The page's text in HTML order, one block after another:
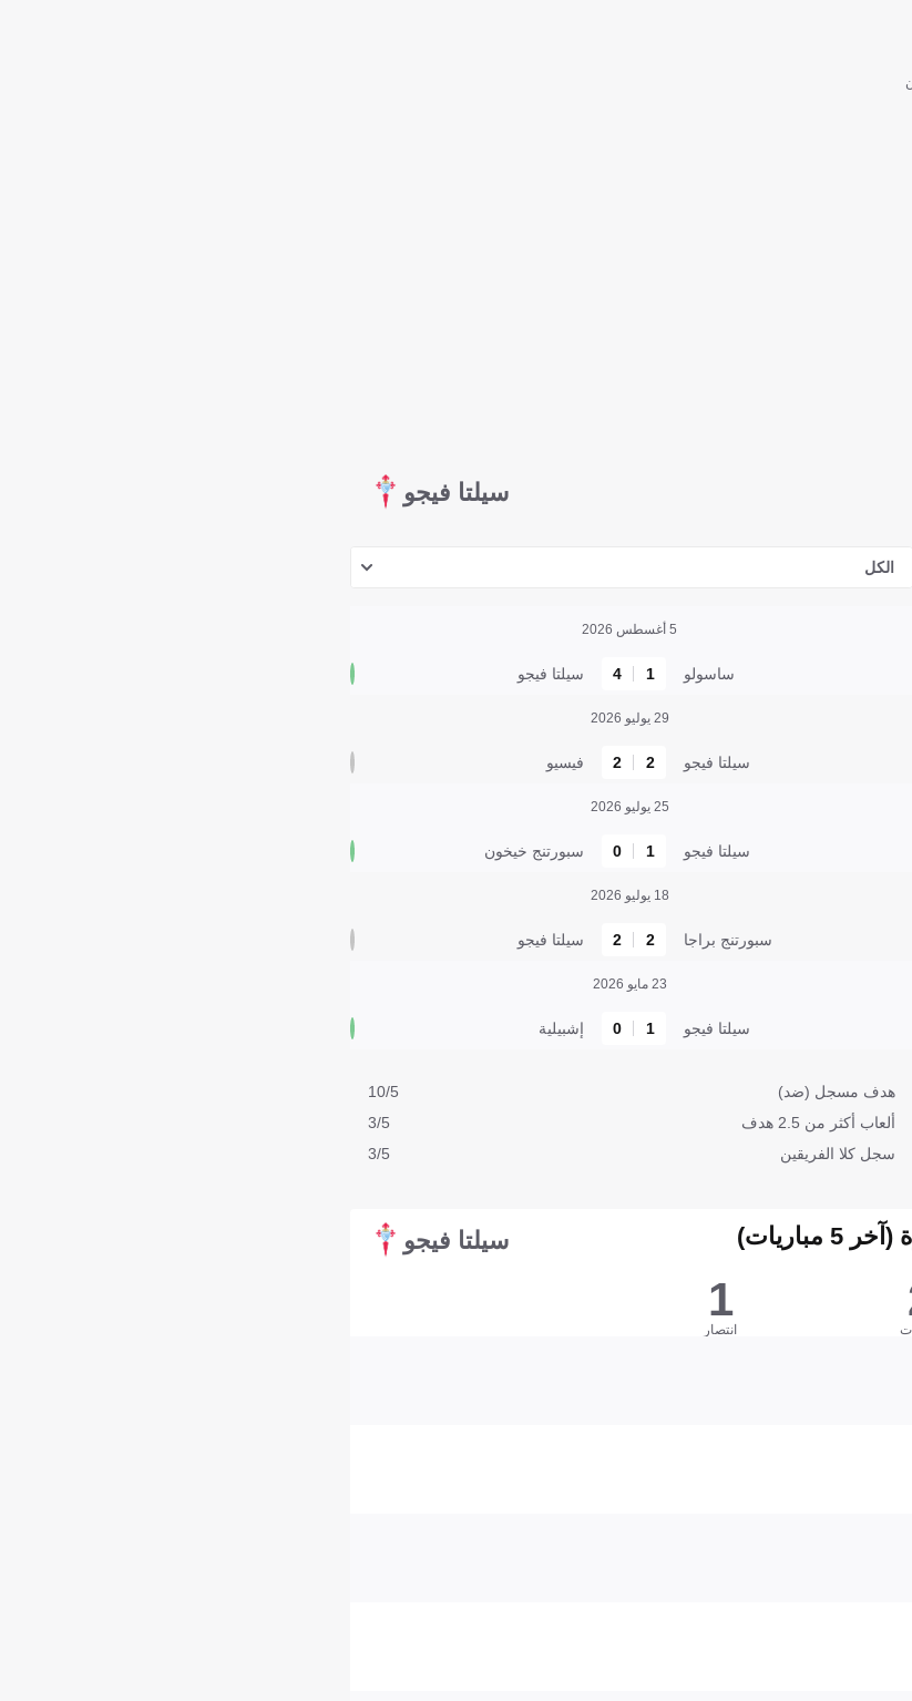
سيلتا فيجو
الكل
5 أغسطس 2026
ساسولو 1
4 سيلتا فيجو
29 يوليو 2026
سيلتا فيجو 2
2 فيسيو
25 يوليو 2026
سيلتا فيجو 1
0 سبورتنج خيخون
18 يوليو 2026
سبورتنج براجا 2
2 سيلتا فيجو
23 مايو 2026
سيلتا فيجو 1
0 إشبيلية
هدف مسجل (ضد)
10/5
ألعاب أكثر من 2.5 هدف
3/5
سجل كلا الفريقين
3/5
سيلتا فيجو
1
انتصار